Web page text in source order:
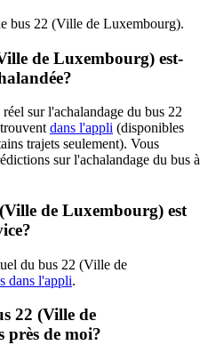
bus 22 (Ville de Luxembourg).
de Luxembourg) est-
sur l'achalandage du bus 22
dans l'appli (disponibles
trajets seulement). Vous
sur l'achalandage du bus à
de Luxembourg) est
du bus 22 (Ville de
dans l'appli.
22 (Ville de
près de moi?